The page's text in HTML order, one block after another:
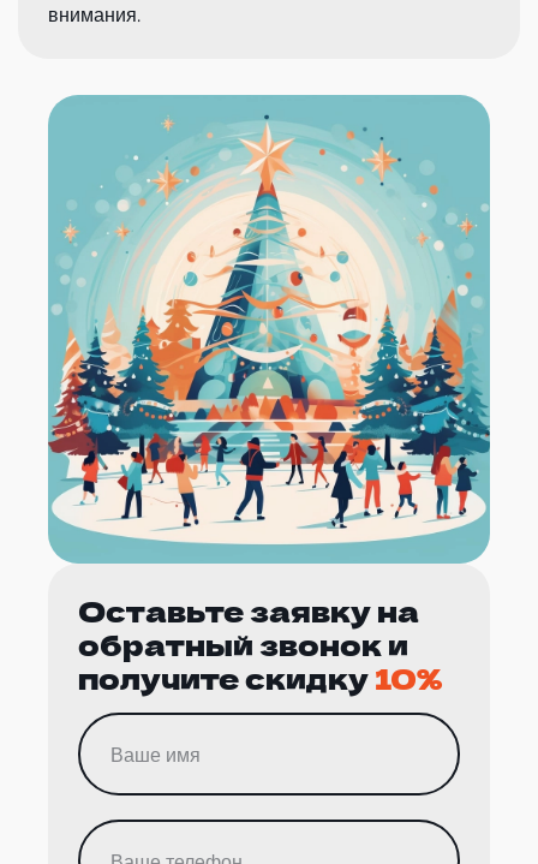
внимания.
Оставьте заявку на
обратный звонок и
получите скидку10%